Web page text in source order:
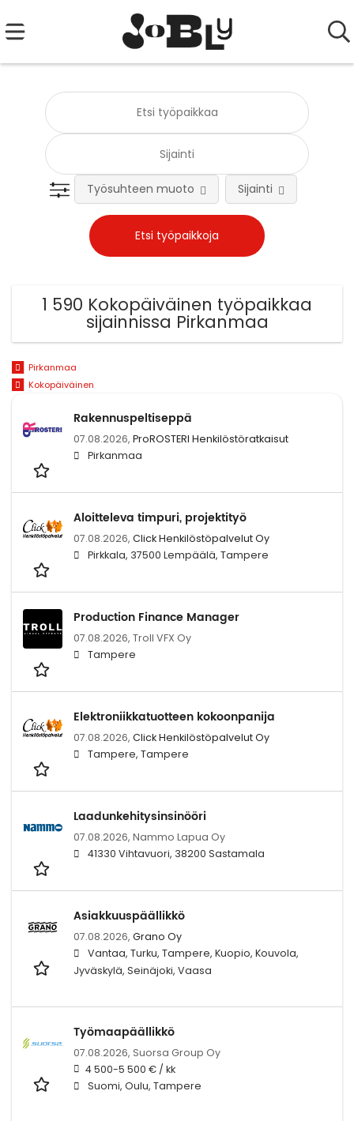
Työsuhteen muoto Sijainti
1 590 Kokopäiväinen työpaikkaa
sijainnissa Pirkanmaa
Pirkanmaa
Kokopäiväinen
Rakennuspeltiseppä
07.08.2026, ProROSTERI Henkilöstöratkaisut
Pirkanmaa
Aloitteleva timpuri, projektityö
07.08.2026, Click Henkilöstöpalvelut Oy
Pirkkala, 37500 Lempäälä, Tampere
Production Finance Manager
07.08.2026, Troll VFX Oy
Tampere
Elektroniikkatuotteen kokoonpanija
07.08.2026, Click Henkilöstöpalvelut Oy
Tampere, Tampere
Laadunkehitysinsinööri
07.08.2026, Nammo Lapua Oy
41330 Vihtavuori, 38200 Sastamala
Asiakkuuspäällikkö
07.08.2026, Grano Oy
Vantaa, Turku, Tampere, Kuopio, Kouvola,
Jyväskylä, Seinäjoki, Vaasa
Työmaapäällikkö
07.08.2026, Suorsa Group Oy
4 500-5 500 € / kk
Suomi, Oulu, Tampere